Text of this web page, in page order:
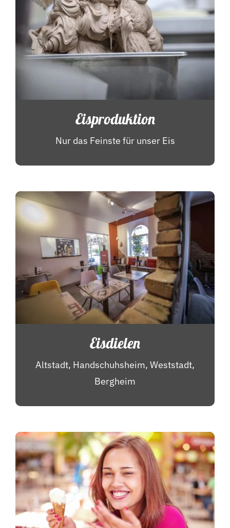
Eisproduktion
Nur das Feinste für unser Eis
Eisdielen
Altstadt, Handschuhsheim, Weststadt,
Bergheim